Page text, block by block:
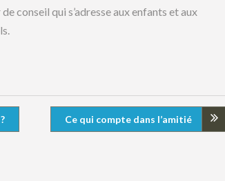
conseil qui s’adresse aux enfants et aux
Ce qui compte dans l’amitié